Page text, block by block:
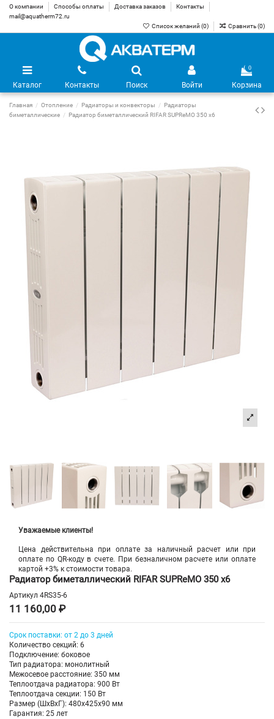
О компании Способы оплаты Доставка заказов
Контакты
mail@aquatherm72.ru
Список желаний (0) Сравнить (0)
Каталог Контакты Поиск Войти
0
Корзина
Главная Отопление Радиаторы и конвекторы
Радиаторы
биметаллические
Радиатор биметаллический RIFAR SUPReMO 350 х6
Уважаемые клиенты!
Цена действительна при оплате за наличный расчет или при
оплате по QR-коду в счете. При безналичном расчете или оплате
картой +3% к стоимости товара.
Радиатор биметаллический RIFAR SUPReMO 350 х6
Артикул 4RS35-6
11 160,00 ₽
Срок поставки: от 2 до 3 дней
Количество секций: 6
Подключение: боковое
Тип радиатора: монолитный
Межосевое расстояние: 350 мм
Теплоотдача радиатора: 900 Вт
Теплоотдача секции: 150 Вт
Размер (ШхВхГ): 480х425х90 мм
Гарантия: 25 лет